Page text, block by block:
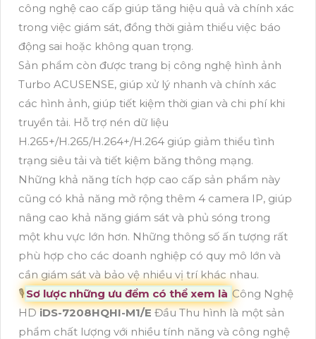
công nghệ cao cấp giúp tăng hiệu quả và chính xác
trong việc giám sát, đồng thời giảm thiểu việc báo
động sai hoặc không quan trọng.
Sản phẩm còn được trang bị công nghệ hình ảnh
Turbo ACUSENSE, giúp xử lý nhanh và chính xác
các hình ảnh, giúp tiết kiệm thời gian và chi phí khi
truyền tải. Hỗ trợ nén dữ liệu
H.265+/H.265/H.264+/H.264 giúp giảm thiểu tình
trạng siêu tải và tiết kiệm băng thông mạng.
Những khả năng tích hợp cao cấp sản phẩm này
cũng có khả năng mở rộng thêm 4 camera IP, giúp
nâng cao khả năng giám sát và phủ sóng trong
một khu vực lớn hơn. Những thông số ấn tượng rất
phù hợp cho các doanh nghiệp có quy mô lớn và
cần giám sát và bảo vệ nhiều vị trí khác nhau.
🎙Sơ lược những ưu đểm có thể xem là Công Nghệ
HDiDS-7208HQHI-M1/EĐầu Thu hình là một sản
phẩm chất lượng với nhiều tính năng và công nghệ